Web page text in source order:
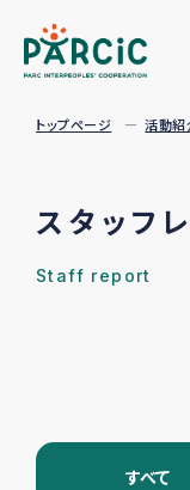
トップページ 活動紹
スタッフ
Staff report
すべて